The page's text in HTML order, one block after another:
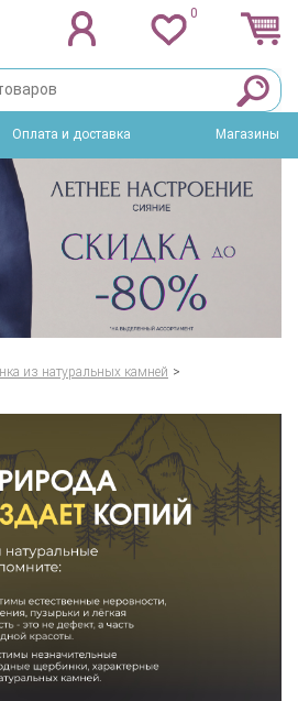
0
Оплата и доставка Магазины
из натуральных камней >